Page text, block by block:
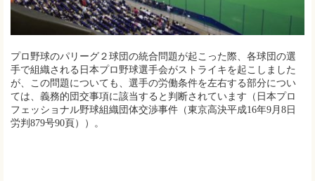
プロ野球のパリーグ２球団の統合問題が起こった際、各球団の選
手で組織される日本プロ野球選手会がストライキを起こしました
が、この問題についても、選手の労働条件を左右する部分につい
ては、義務的団交事項に該当すると判断されています（日本プロ
フェッショナル野球組織団体交渉事件（東京高決平成16年9月8日
労判879号90頁））。